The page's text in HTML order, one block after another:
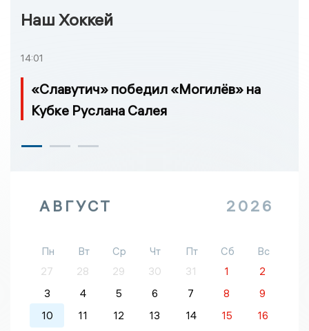
Наш Хоккей
14:01
«Славутич» победил «Могилёв» на
Кубке Руслана Салея
АВГУСТ 2026
Пн Вт Ср Чт Пт Сб
Вс
27
28 29 30 31 1
2
3
4 5 6 7 8
9
10
11 12 13 14 15
16